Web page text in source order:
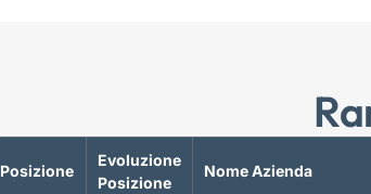
Posizione
Evoluzione
Posizione
Nome Azienda